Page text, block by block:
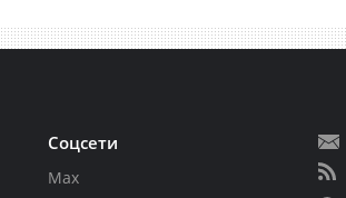
Соцсети
Max